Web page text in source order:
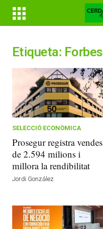
Etiqueta: Forbes
SELECCIÓ ECONÒMICA
Prosegur registra vendes
de 2.594 milions i
millora la rendibilitat
Jordi González